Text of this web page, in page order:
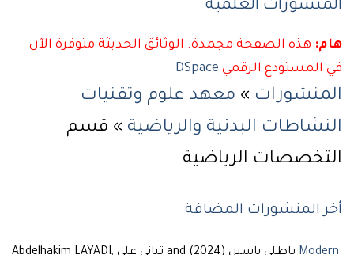
المنشورات العلمية
هام: هذه الصفحة مجمدة. الوثائق الحديثة متوفرة الآن
في المستودع الرقمي DSpace
المنشورات » معهد علوم وتقنيات
النشاطات البدنية والرياضية » قسم
التخصصات الرياضية
أخر المنشورات المضافة